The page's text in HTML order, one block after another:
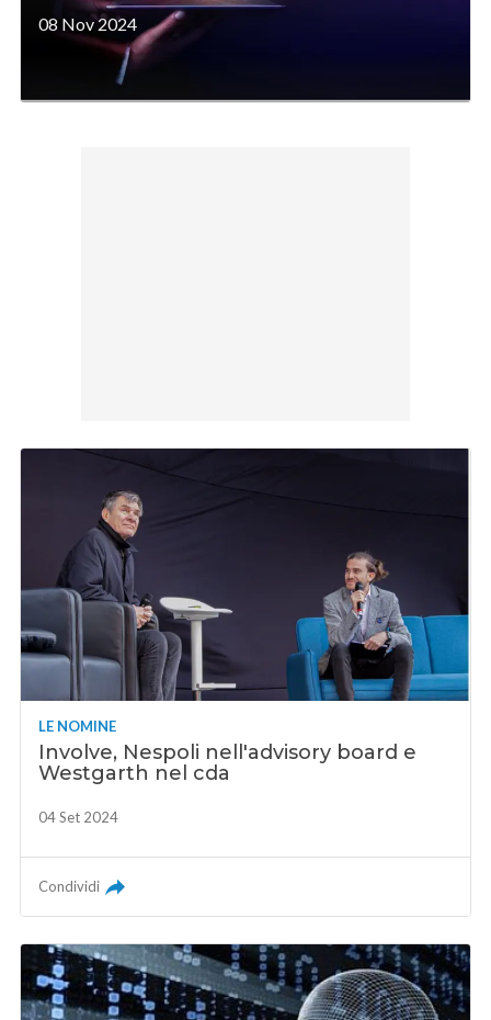
08 Nov 2024
LE NOMINE
Involve, Nespoli nell'advisory board e
Westgarth nel cda
04 Set 2024
Condividi